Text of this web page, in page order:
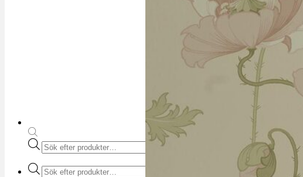
Produktsökning
Produktsökning